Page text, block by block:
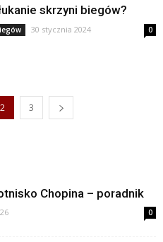
skrzyni biegów?
30 stycznia 2024 0
2 3
Chopina – poradnik
0